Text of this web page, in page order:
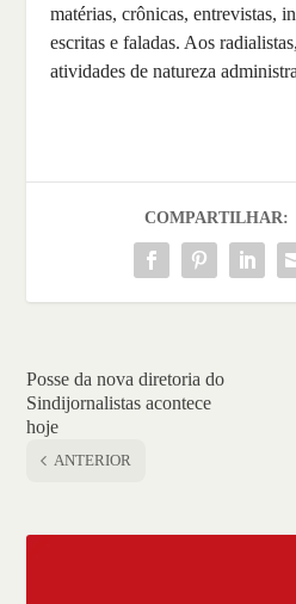
matérias, crônicas, entrevistas,
escritas e faladas. Aos
atividades de natureza
COMPARTILHAR:
Posse da nova diretoria do
Sindijornalistas acontece
hoje
ANTERIOR